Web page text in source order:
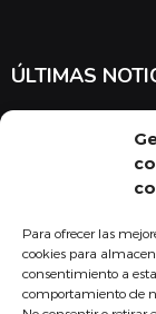
Para ofrecer las
cookies para
consentimiento a
comportamiento de
ÚLTIMAS
noticias en cuanto
Acepto la
Suscribirse